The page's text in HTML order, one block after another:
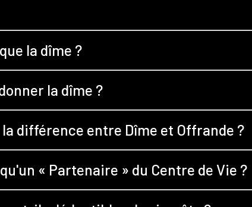
la dîme ?
la dîme ?
la différence entre Dîme et Offrande ?
« Partenaire » du Centre de Vie ?